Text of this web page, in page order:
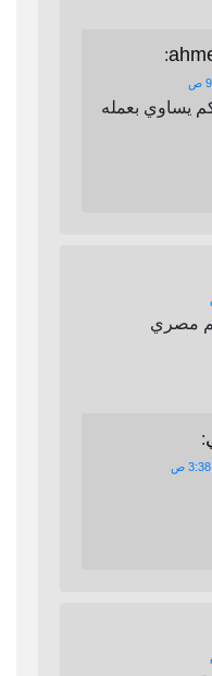
:
يساوي بعمله
مصري
: